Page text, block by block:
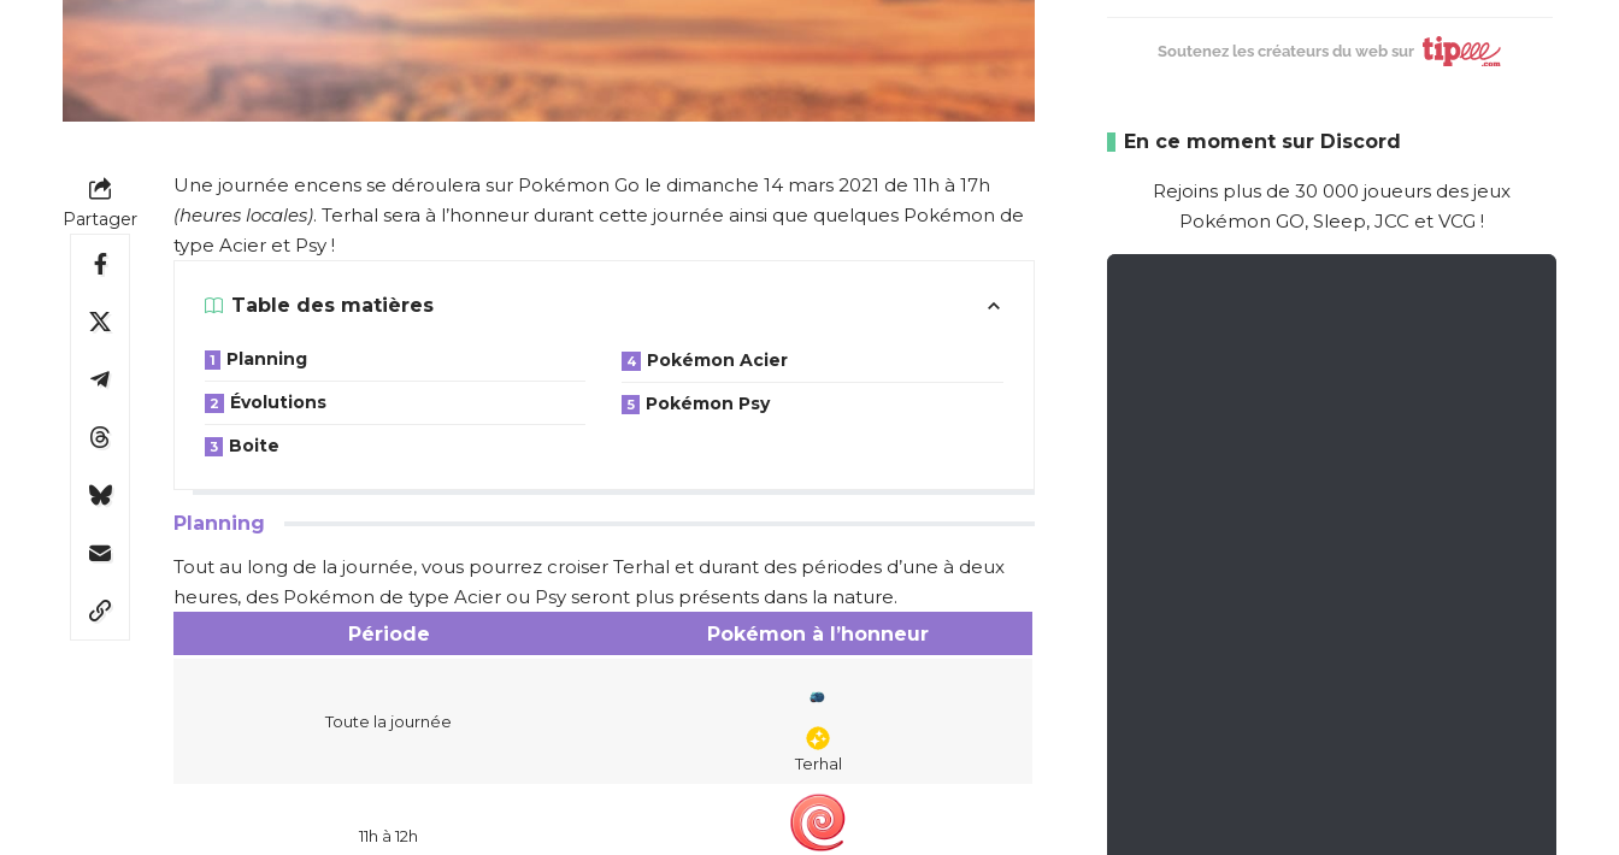
Partager
Une journée encens se déroulera sur Pokémon Go le dimanche 14 mars 2021 de 11h à 17h
(heures locales). Terhal sera à l’honneur durant cette journée ainsi que quelques Pokémon de
type Acier et Psy !
Table des matières
Planning
Évolutions
Boite
Pokémon Acier
Pokémon Psy
Planning
Tout au long de la journée, vous pourrez croiser Terhal et durant des périodes d’une à deux
heures, des Pokémon de type Acier ou Psy seront plus présents dans la nature.
Période
Pokémon à l’honneur
Toute la journée
Terhal
11h à 12h
Soutenez les créateurs du web sur
En ce moment sur Discord
Rejoins plus de 30 000 joueurs des jeux
Pokémon GO, Sleep, JCC et VCG !